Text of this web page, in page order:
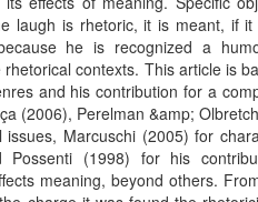
laugh is rhetoric, it is meant, if
he is recognized a
rhetorical contexts. This article is
and his contribution for a
(2006), Perelman &amp;
issues, Marcuschi (2005) for
Possenti (1998) for his
meaning, beyond others.